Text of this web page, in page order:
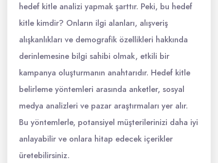
hedef kitle analizi yapmak şarttır. Peki, bu hedef
kitle kimdir? Onların ilgi alanları, alışveriş
alışkanlıkları ve demografik özellikleri hakkında
derinlemesine bilgi sahibi olmak, etkili bir
kampanya oluşturmanın anahtarıdır. Hedef kitle
belirleme yöntemleri arasında anketler, sosyal
medya analizleri ve pazar araştırmaları yer alır.
Bu yöntemlerle, potansiyel müşterilerinizi daha iyi
anlayabilir ve onlara hitap edecek içerikler
üretebilirsiniz.